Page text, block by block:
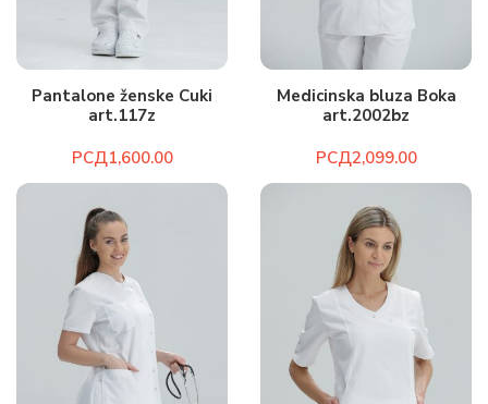
Pantalone ženske Cuki
art.117z
РСД
Medicinska bluza Boka
art.2002bz
РСД